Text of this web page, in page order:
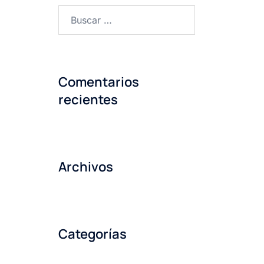
Comentarios
recientes
Archivos
Categorías